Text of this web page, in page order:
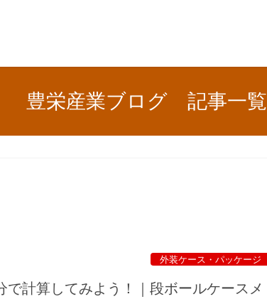
豊栄産業ブログ 記事一覧
外装ケース・パッケージ
で計算してみよう！｜段ボールケースメ